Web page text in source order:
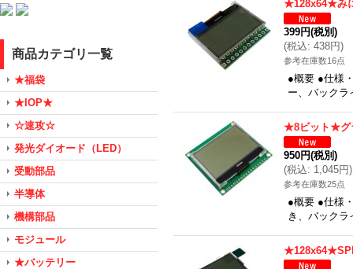
商品カテゴリ一覧
★福袋
★IOP★
☆速攻☆
発光ダイオード（LED）
受動部品
半導体
機構部品
モジュール
★バッテリー
★128x64★み
399円(税別)
(税込: 438円)
参考在庫数16点
●概要 ●仕様
ー、バック
★8ビット★グ
950円(税別)
(税込: 1,045円)
参考在庫数25点
●概要 ●仕様
き、バック
★128x64★SPI